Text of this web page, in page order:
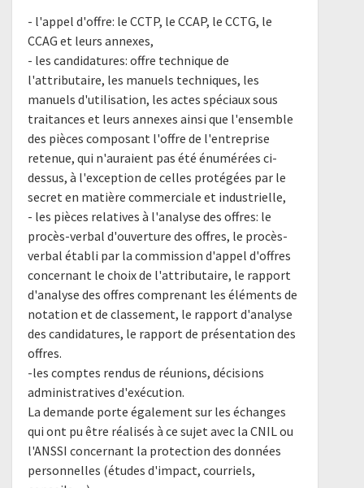
- l'appel d'offre: le CCTP, le CCAP, le CCTG, le
CCAG et leurs annexes,
- les candidatures: offre technique de
l'attributaire, les manuels techniques, les
manuels d'utilisation, les actes spéciaux sous
traitances et leurs annexes ainsi que l'ensemble
des pièces composant l'offre de l'entreprise
retenue, qui n'auraient pas été énumérées ci-
dessus, à l'exception de celles protégées par le
secret en matière commerciale et industrielle,
- les pièces relatives à l'analyse des offres: le
procès-verbal d'ouverture des offres, le procès-
verbal établi par la commission d'appel d'offres
concernant le choix de l'attributaire, le rapport
d'analyse des offres comprenant les éléments de
notation et de classement, le rapport d'analyse
des candidatures, le rapport de présentation des
offres.
-les comptes rendus de réunions, décisions
administratives d'exécution.
La demande porte également sur les échanges
qui ont pu être réalisés à ce sujet avec la CNIL ou
l'ANSSI concernant la protection des données
personnelles (études d'impact, courriels,